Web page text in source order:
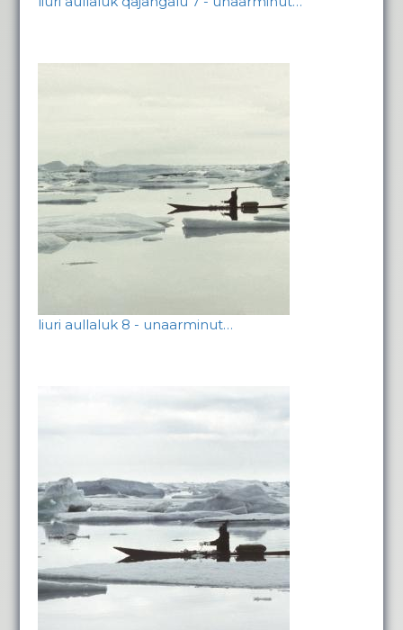
liuri aullaluk 8 - unaarminut…